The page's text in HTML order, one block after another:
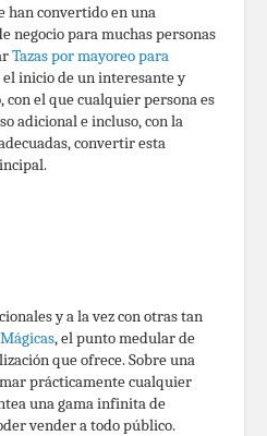
han convertido en una
negocio para muchas personas
Tazas por mayoreo para
el inicio de un interesante y
el que cualquier persona es
adicional e incluso, con la
convertir esta
y a la vez con otras tan
, el punto medular de
que ofrece. Sobre una
prácticamente cualquier
una gama infinita de
vender a todo público.